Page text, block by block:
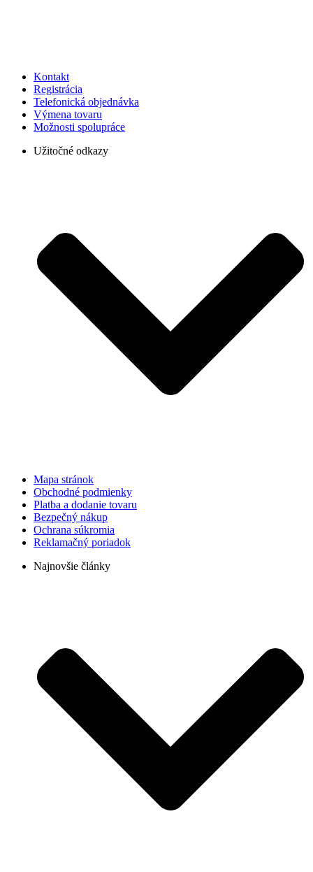
Kontakt
Registrácia
Telefonická objednávka
Výmena tovaru
Možnosti spolupráce
Užitočné odkazy
Mapa stránok
Obchodné podmienky
Platba a dodanie tovaru
Bezpečný nákup
Ochrana súkromia
Reklamačný poriadok
Najnovšie články